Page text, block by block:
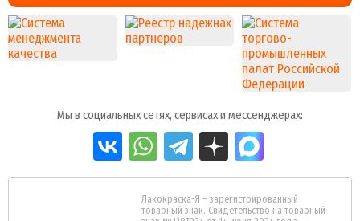
Мы в социальных сетях, сервисах и мессенджерах:
Лакокраска-Я – зарегистрированный
товарный знак. Свидетельство на товарный